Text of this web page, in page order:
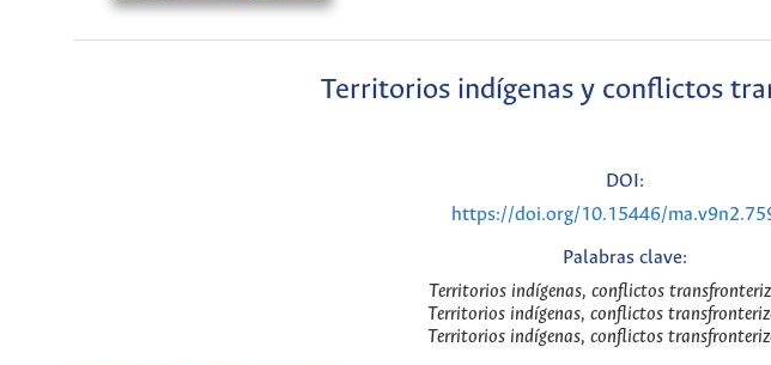
Territorios indígenas y conflictos
DOI:
https://doi.org/10.15446/
Palabras clave:
Territorios indígenas, conflictos
Territorios indígenas, conflictos
Territorios indígenas, conflictos